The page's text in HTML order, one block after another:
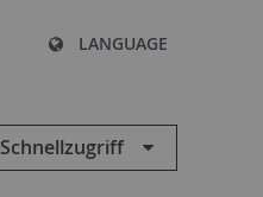
LANGUAGE
Schnellzugriff